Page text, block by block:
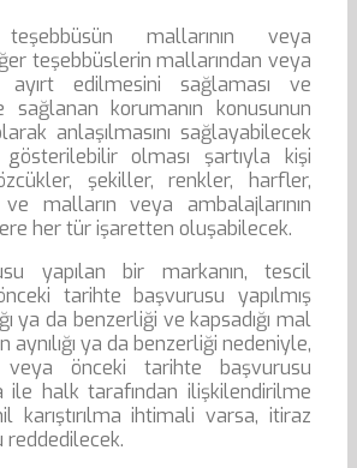
mallarının veya
teşebbüslerin mallarından veya
ayırt edilmesini sağlaması ve
sağlanan korumanın konusunun
anlaşılmasını sağlayabilecek
olması şartıyla kişi
şekiller, renkler, harfler,
malların veya ambalajlarının
her tür işaretten oluşabilecek.
yapılan bir markanın, tescil
tarihte başvurusu yapılmış
ya da benzerliği ve kapsadığı mal
ya da benzerliği nedeniyle,
önceki tarihte başvurusu
ile halk tarafından ilişkilendirilme
karıştırılma ihtimali varsa, itiraz
reddedilecek.